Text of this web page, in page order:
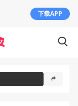
下载APP